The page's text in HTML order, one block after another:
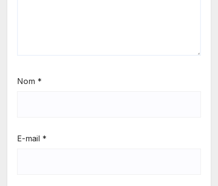
Nom *
E-mail *